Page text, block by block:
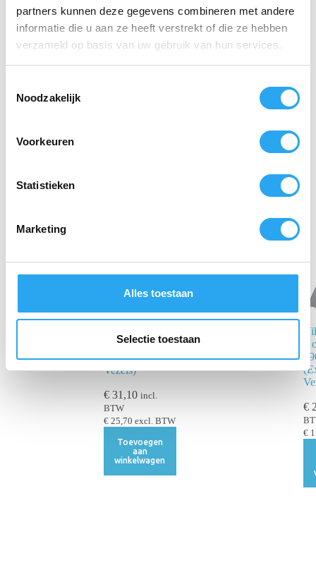
partners kunnen deze gegevens combineren met andere
informatie die u aan ze heeft verstrekt of die ze hebben
verzameld op basis van uw gebruik van hun services.
t
Noodzakelijk
Voorkeuren
Statistieken
Marketing
Alles toestaan
Selectie toestaan
Flexibiliteit:Instelbaar onder 4 hoeken voor
ergonomie.
Geschikt voor alle Vikan stelen
(inclusief waterdoorvoer).
330mm –
Groen (Harde
Vezels)
€31,10 incl.
BTW
€25,70 excl. BTW
Toevoegen
aan
winkelwagen
€
€